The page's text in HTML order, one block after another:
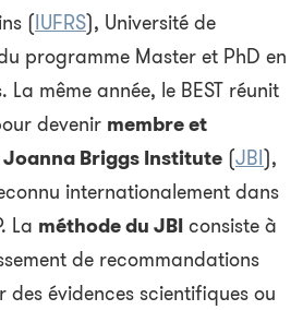
(IUFRS), Université de
programme Master et PhD en
même année, le BEST réunit
devenir membre et
Briggs Institute (JBI),
internationalement dans
La méthode du JBIconsiste à
de recommandations
des évidences scientifiques ou